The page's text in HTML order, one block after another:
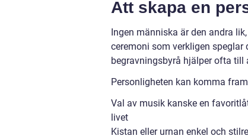
Att skapa en
Ingen människa är den andra
ceremoni som verkligen speglar
begravningsbyrå hjälper ofta till
Personligheten kan komma
Val av musik kanske en
livet
Kistan eller urnan enkel och